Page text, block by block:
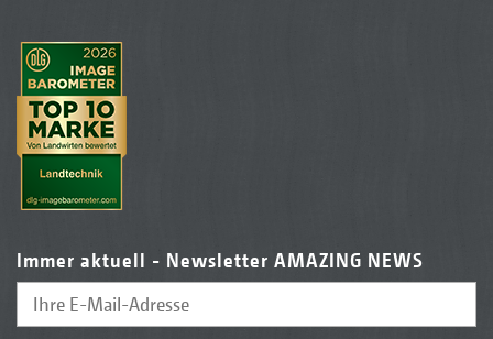
Immer aktuell - Newsletter AMAZING NEWS